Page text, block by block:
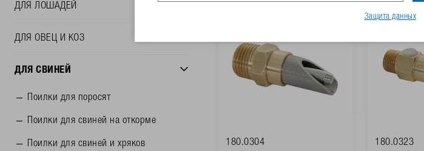
ДЛЯ ЛОШАДЕЙ
ДЛЯ ОВЕЦ И КОЗ
ДЛЯ СВИНЕЙ
Поилки для поросят
Поилки для свиней на откорме
Поилки для свиней и хряков 180.0304 180.0323
Защита данных